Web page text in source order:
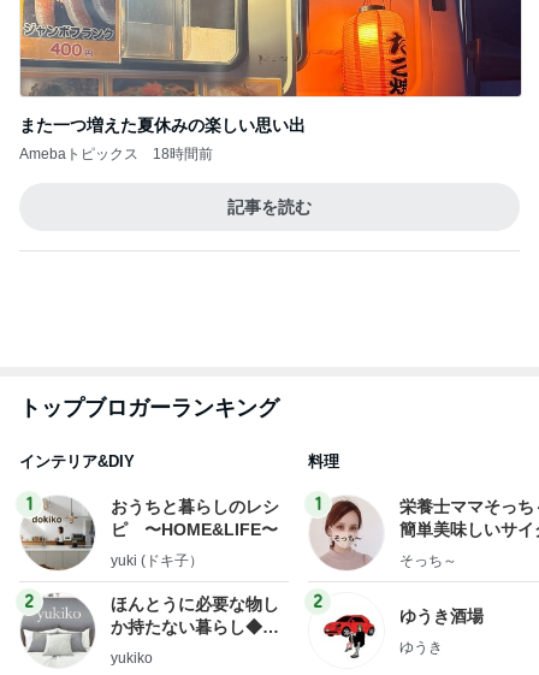
また一つ増えた夏休みの楽しい思い出
Amebaトピックス 18時間前
記事を読む
トップブロガーランキング
インテリア&DIY
1
おうちと暮らしのレシ
ピ 〜HOME&LIFE〜
yuki (ドキ子）
2
ほんとうに必要な物し
か持たない暮らし◆Ke
ep Life Simple◆〜イ
yukiko
料理
1
栄養士ママそっち
簡単美味しいサイ
献立
そっち～
2
ゆうき酒場
ゆうき